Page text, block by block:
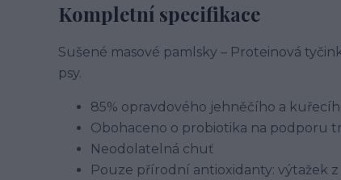
Kompletní specifikace
Sušené masové pamlsky – Proteinová
psy.
85% opravdového jehněčího a
Obohaceno o probiotika na podporu
Neodolatelná chuť
Pouze přírodní antioxidanty: výtažek